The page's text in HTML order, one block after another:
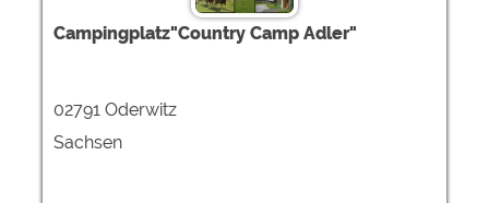
Campingplatz"Country Camp Adler"
02791 Oderwitz
Sachsen